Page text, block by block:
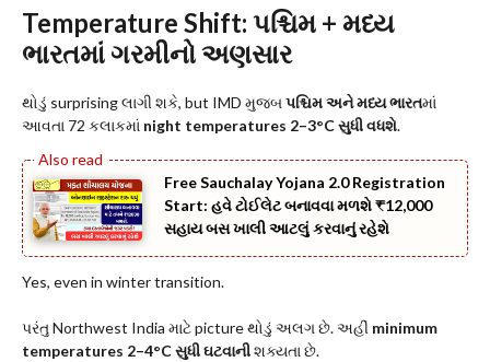
Temperature Shift: પશ્ચિમ + મધ્ય
ભારતમાં ગરમીનો અણસાર
થોડું surprising લાગી શકે, but IMD મુજબ પશ્ચિમ અને મધ્ય ભારતમાં
આવતા 72 કલાકમાં night temperatures 2–3°C સુધી વધશે.
Free Sauchalay Yojana 2.0 Registration
Start: હવે ટોઈલેટ બનાવવા મળશે ₹12,000
સહાય બસ ખાલી આટલું કરવાનું રહેશે
Yes, even in winter transition.
પરંતુ Northwest India માટે picture થોડું અલગ છે. અહીં minimum
temperatures 2–4°C સુધી ઘટવાનીશક્યતા છે.